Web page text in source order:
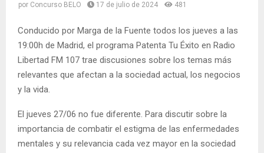
por Concurso BELO 17 de julio de 2024 481
Conducido por Marga de la Fuente todos los jueves a las
19:00h de Madrid, el programa Patenta Tu Éxito en Radio
Libertad FM 107 trae discusiones sobre los temas más
relevantes que afectan a la sociedad actual, los negocios
y la vida.
El jueves 27/06 no fue diferente. Para discutir sobre la
importancia de combatir el estigma de las enfermedades
mentales y su relevancia cada vez mayor en la sociedad